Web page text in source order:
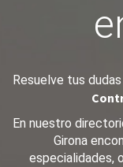
Resuelve tus
En nuestro
Girona
especialidades,